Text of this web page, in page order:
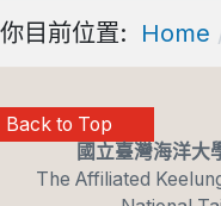
你目前位置: Home
Back to Top
國立臺灣海洋大
The Affiliated